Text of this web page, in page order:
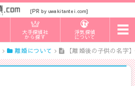
[PR by uwakitantei.com]
大手探偵社
から探す
浮気探偵
について
t
o
g
g
l
e
離婚について 【離婚後の子供の名字